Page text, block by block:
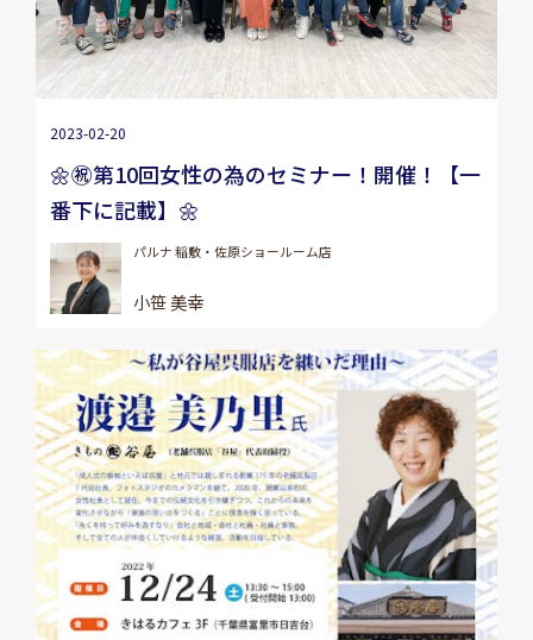
2023-02-20
🌼㊗第10回女性の為のセミナー！開催！【一
番下に記載】🌼
パルナ 稲敷・佐原ショールーム店
小笹 美幸